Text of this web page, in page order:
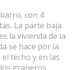
con 4
La parte baja
la vivienda de la
se hace por la
techo y en las
graneros.